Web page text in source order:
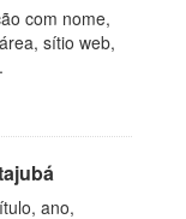
com nome,
sítio web,
ano,